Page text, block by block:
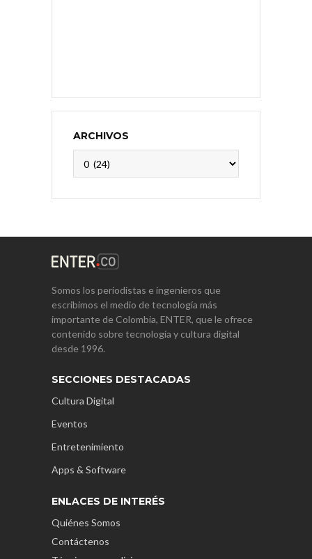
ARCHIVOS
Somos los periodistas e ingenieros que
escribimos el medio de tecnología más
importante de Colombia, ENTER, que le ofrece
contenido sobre tecnología y cultura digital
desde 1996.
SECCIONES DESTACADAS
Cultura Digital
Eventos
Entretenimiento
Apps & Software
ENLACES DE INTERÉS
Quiénes Somos
Contáctenos